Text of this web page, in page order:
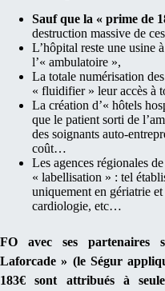
Sauf que la « prime de
destruction massive de
L’hôpital reste une usine
l’« ambulatoire »,
La totale numérisation
« fluidifier » leur accès à
La création d’« hôtels
que le patient sorti de
des soignants auto-
coût…
Les agences régionales
« labellisation » : tel
uniquement en gériatrie
cardiologie, etc…
FOavec ses partenaires
Laforcade » (le Ségur
183€ sont attribués à